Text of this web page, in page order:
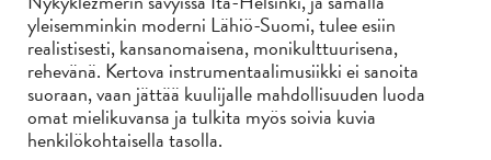
yleisemminkin moderni Lähiö-Suomi, tulee esiin
realistisesti, kansanomaisena, monikulttuurisena,
rehevänä. Kertova instrumentaalimusiikki ei sanoita
suoraan, vaan jättää kuulijalle mahdollisuuden luoda
omat mielikuvansa ja tulkita myös soivia kuvia
henkilökohtaisella tasolla.